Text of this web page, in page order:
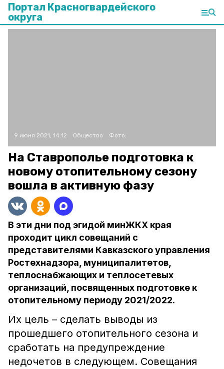
Портал Красногвардейского
округа
9 июня 2021, 14:12 Общество Фото:
На Ставрополье подготовка к
новому отопительному сезону
вошла в активную фазу
В эти дни под эгидой минЖКХ края
проходит цикл совещаний с
представителями Кавказского управления
Ростехнадзора, муниципалитетов,
теплоснабжающих и теплосетевых
организаций, посвященных подготовке к
отопительному периоду 2021/2022.
Их цель – сделать выводы из
прошедшего отопительного сезона и
сработать на предупреждение
недочетов в следующем. Совещания